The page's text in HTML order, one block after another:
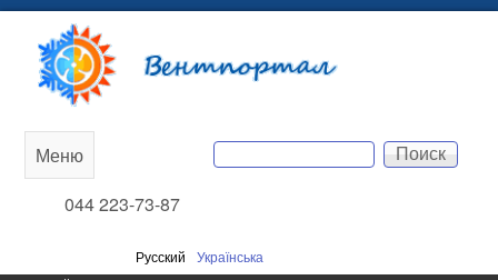
содержанию
Вентпортал
Форма поиска
Поиск
044 223-73-87
Русский Українська
Main
menu
Меню